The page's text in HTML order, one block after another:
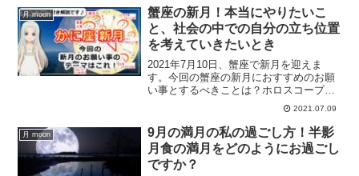
のお願いごとを実らせる方法をご紹介し
ます。
月 moon
蟹座の新月！本当にやりたいこ
と、社会の中での自分の立ち位置
を考えていきたいとき
2021年7月10日、蟹座で新月を迎えま
す。今回の蟹座の新月におすすめのお願
い事とするべきことは？ホロスコープを
まじえて、蟹座の新月の詳細情報を解説
2021.07.09
月 moon
9月の満月の私の過ごし方！半影
月食の満月をどのようにお過ごし
ですか？